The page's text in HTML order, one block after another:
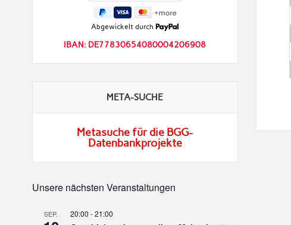
Abgewickelt durch
IBAN: DE77830654080004206908
META-SUCHE
Metasuche für die BGG-
Datenbankprojekte
Unsere nächsten Veranstaltungen
SEP. 20:00 -21:00